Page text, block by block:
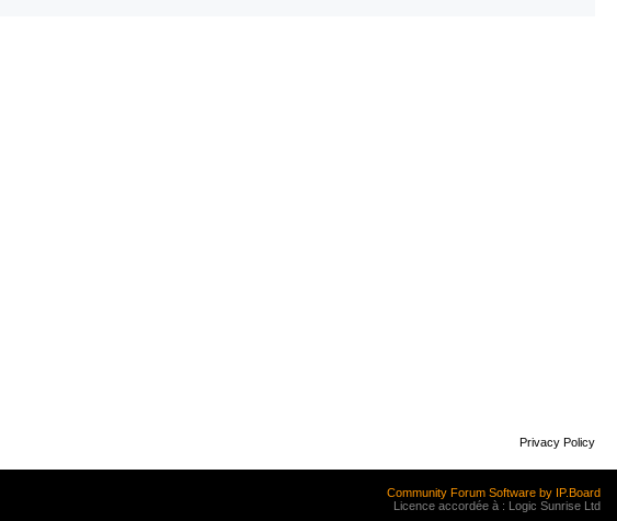
Privacy Policy
Community Forum Software by IP.Board
Licence accordée à : Logic Sunrise Ltd